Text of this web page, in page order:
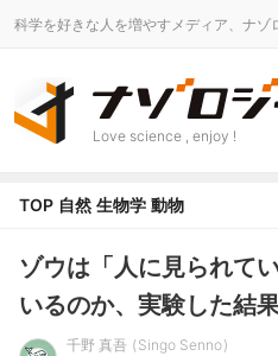
科学を好きな人を増やすメディア、ナゾ
Love science , enjoy !
TOP 自然 生物学 動物
ゾウは「人に見られて
いるのか、実験した結
千野 真吾
Singo Senno